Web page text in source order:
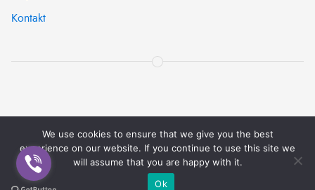
Kontakt
© [2022] -
| All rights reserved
Pravila korištenja
Obavijest o privatnosti
We use cookies to ensure that we give you the best
experience on our website. If you continue to use this site we
will assume that you are happy with it.
Ok